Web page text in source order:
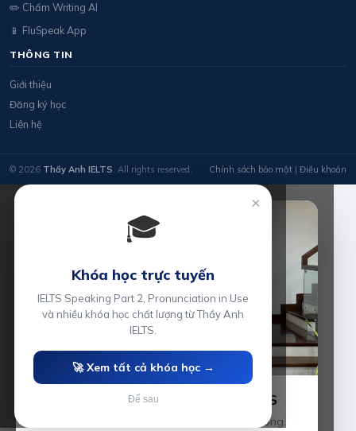
✏️ Chấm Writing AI
📱 FluSpeak App
THÔNG TIN
Giới thiệu
Đăng ký học
Liên hệ
© 2026 Thầy Anh IELTS. All rights reserved. Chính sách bảo mật | Điều khoản
Luyện thi IELTS cùng Thầy Anh IELTS
Giáo viên hơn 10 năm kinh nghiệm tại Hải Phòng.
×
🎓
Khóa học trực tuyến
IELTS Speaking Part 2, Pronunciation in Use
và nhiều khóa học chất lượng từ Thầy Anh
IELTS.
🚀 Xem tất cả khóa học →
Để sau